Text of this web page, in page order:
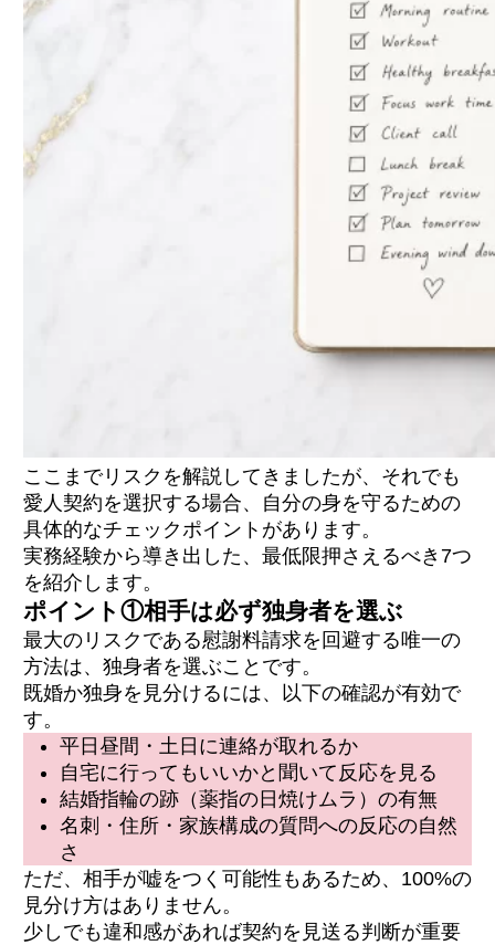
ここまでリスクを解説してきましたが、それでも
愛人契約を選択する場合、自分の身を守るための
具体的なチェックポイントがあります。
実務経験から導き出した、最低限押さえるべき7つ
を紹介します。
ポイント①相手は必ず独身者を選ぶ
最大のリスクである慰謝料請求を回避する唯一の
方法は、独身者を選ぶことです。
既婚か独身を見分けるには、以下の確認が有効で
す。
平日昼間・土日に連絡が取れるか
自宅に行ってもいいかと聞いて反応を見る
結婚指輪の跡（薬指の日焼けムラ）の有無
名刺・住所・家族構成の質問への反応の自然
さ
ただ、相手が嘘をつく可能性もあるため、100%の
見分け方はありません。
少しでも違和感があれば契約を見送る判断が重要